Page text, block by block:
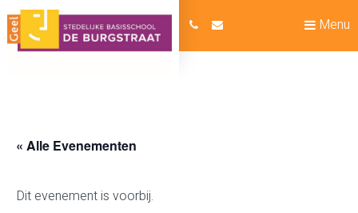
Menu
« Alle Evenementen
Dit evenement is voorbij.